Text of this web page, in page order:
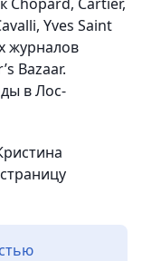
Yves Saint
журналов
Bazaar.
в Лос-